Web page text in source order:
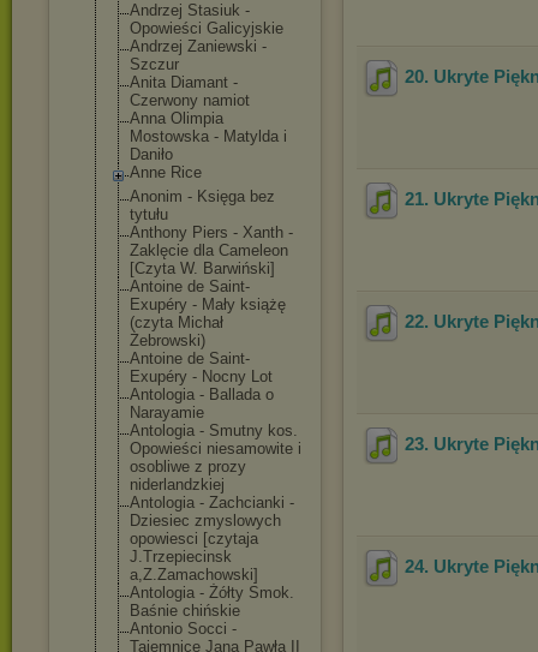
Andrzej Stasiuk -
Opowieści Galicyjskie
Andrzej Zaniewski -
Szczur
Anita Diamant -
Czerwony namiot
Anna Olimpia
Mostowska - Matylda i
Daniło
Anne Rice
Anonim - Księga bez
tytułu
Anthony Piers - Xanth -
Zaklęcie dla Cameleon
[Czyta W. Barwiński]
Antoine de Saint-
Exupéry - Mały książę
(czyta Michał
Żebrowski)
Antoine de Saint-
Exupéry - Nocny Lot
Antologia - Ballada o
Narayamie
Antologia - Smutny kos.
Opowieści niesamowite i
osobliwe z prozy
niderlandzkiej
Antologia - Zachcianki -
Dziesiec zmyslowych
opowiesci [czytaja
J.Trzepiecinsk
a,Z.Zamachowski]
Antologia - Żółty Smok.
Baśnie chińskie
Antonio Socci -
Tajemnice Jana Pawła II
20. Ukryte
21. Ukryte
22. Ukryte
23. Ukryte
24. Ukryte